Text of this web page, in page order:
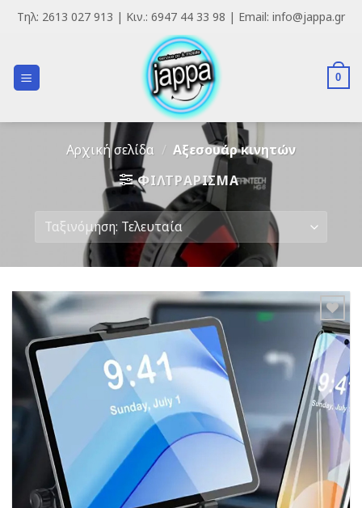
SkipΤηλ: 2613 027 913 | Κιν.: 6947 44 33 98 | Email: info@jappa.gr
0
Αρχική σελίδα / Αξεσουάρ κινητών
ΦΙΛΤΡΆΡΙΣΜΑ
Add to
Wishlist